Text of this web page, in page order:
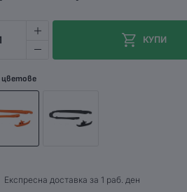
КУПИ
Експресна доставка за 1 раб. ден